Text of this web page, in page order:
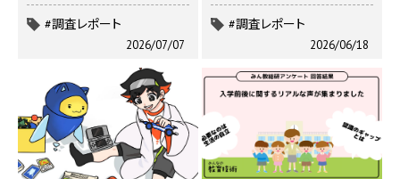
#調査レポート
2026/07/07
#調査レポート
2026/06/18